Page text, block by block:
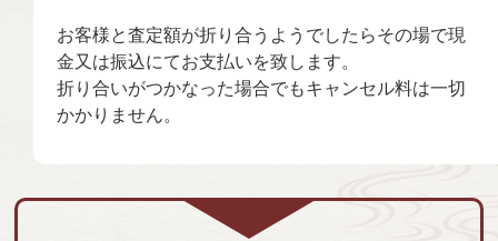
お客様と査定額が折り合うようでしたらその場で現
金又は振込にてお支払いを致します。
折り合いがつかなった場合でもキャンセル料は一切
かかりません。